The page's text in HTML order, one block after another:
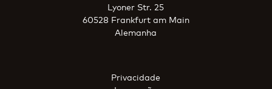
Lyoner Str. 25
60528 Frankfurt am Main
Alemanha
Privacidade